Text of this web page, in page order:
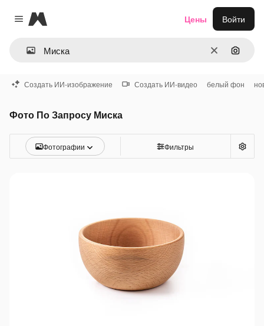
Close menu
Magnific
ОчиститьПоиск
Цены Войти
Создать ИИ-изображение Создать ИИ-видео белый фон
Фото По Запросу Миска
Фотографии Фильтры